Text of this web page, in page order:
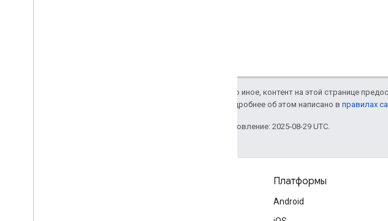
Если не указано иное, контент на этой странице
. Подробнее об этом написано в правилах
Последнее обновление: 2025-08-29 UTC.
Платформы
Android